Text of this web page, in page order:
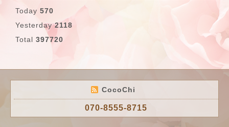
Today 570
Yesterday2118
Total 397720
CocoChi
070-8555-8715